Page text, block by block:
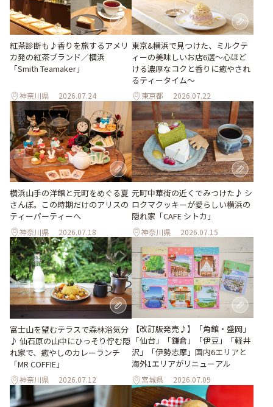
紅茶診断も♪香りを旅するアメリ
カ発の紅茶ブランド／横浜
「Smith Teamaker」
神奈川県 2026.07.24
東京&横浜で見つけた、ミルクテ
ィーの美味しいお店6選～心ほど
ける濃厚なコクと香りに癒やされ
るティータイム～
東京都 2026.07.22
横浜山手の洋館と元町をめぐる夏
さんぽ。この時期だけのアリスの
ティーパーティーへ
神奈川県 2026.07.18
元町中華街の近くでみつけた♪ シ
ロクマクッキーが愛らしい横浜の
隠れ家「CAFE シトカ」
神奈川県 2026.07.15
富士山を望むテラスで森林浴気分
♪ 仙石原の山中にひっそり佇む隠
れ家で、癒やしのカレーランチ
「MR COFFIE」
神奈川県 2026.07.12
【改訂版発売♪】「角館・盛岡」
「仙台」「鎌倉」「伊豆」「軽井
沢」「伊勢志摩」国内6エリアと
海外1エリアがリニューアル
宮城県 2026.07.09